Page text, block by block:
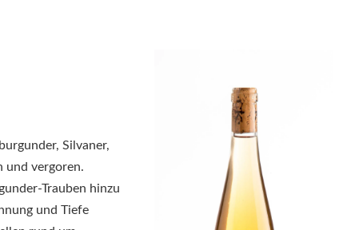
Silvaner,
und vergoren.
Trauben hinzu
und Tiefe